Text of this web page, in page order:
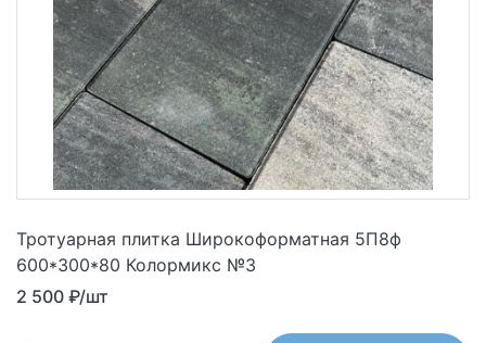
Тротуарная плитка Широкоформатная 5П8ф
600*300*80 Колормикс №3
2 500 ₽/шт